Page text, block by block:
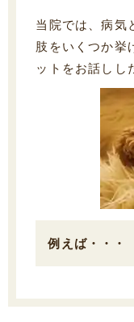
当院では、病気
肢をいくつか挙
ットをお話しし
例えば・・・